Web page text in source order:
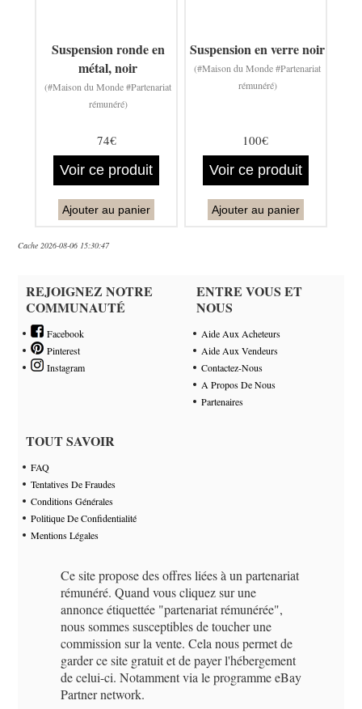
Suspension ronde en
métal, noir
(#Maison du Monde #Partenariat
rémunéré)
74€
Voir ce produit
Ajouter au panier
Suspension en verre noir
(#Maison du Monde #Partenariat
rémunéré)
100€
Voir ce produit
Ajouter au panier
Cache 2026-08-06 15:30:47
REJOIGNEZ NOTRE
COMMUNAUTÉ
Facebook
Pinterest
Instagram
ENTRE VOUS ET
NOUS
Aide Aux Acheteurs
Aide Aux Vendeurs
Contactez-Nous
A Propos De Nous
Partenaires
TOUT SAVOIR
FAQ
Tentatives De Fraudes
Conditions Générales
Politique De Confidentialité
Mentions Légales
Ce site propose des offres liées à un partenariat
rémunéré. Quand vous cliquez sur une
annonce étiquettée "partenariat rémunérée",
nous sommes susceptibles de toucher une
commission sur la vente. Cela nous permet de
garder ce site gratuit et de payer l'hébergement
de celui-ci. Notamment via le programme eBay
Partner network.